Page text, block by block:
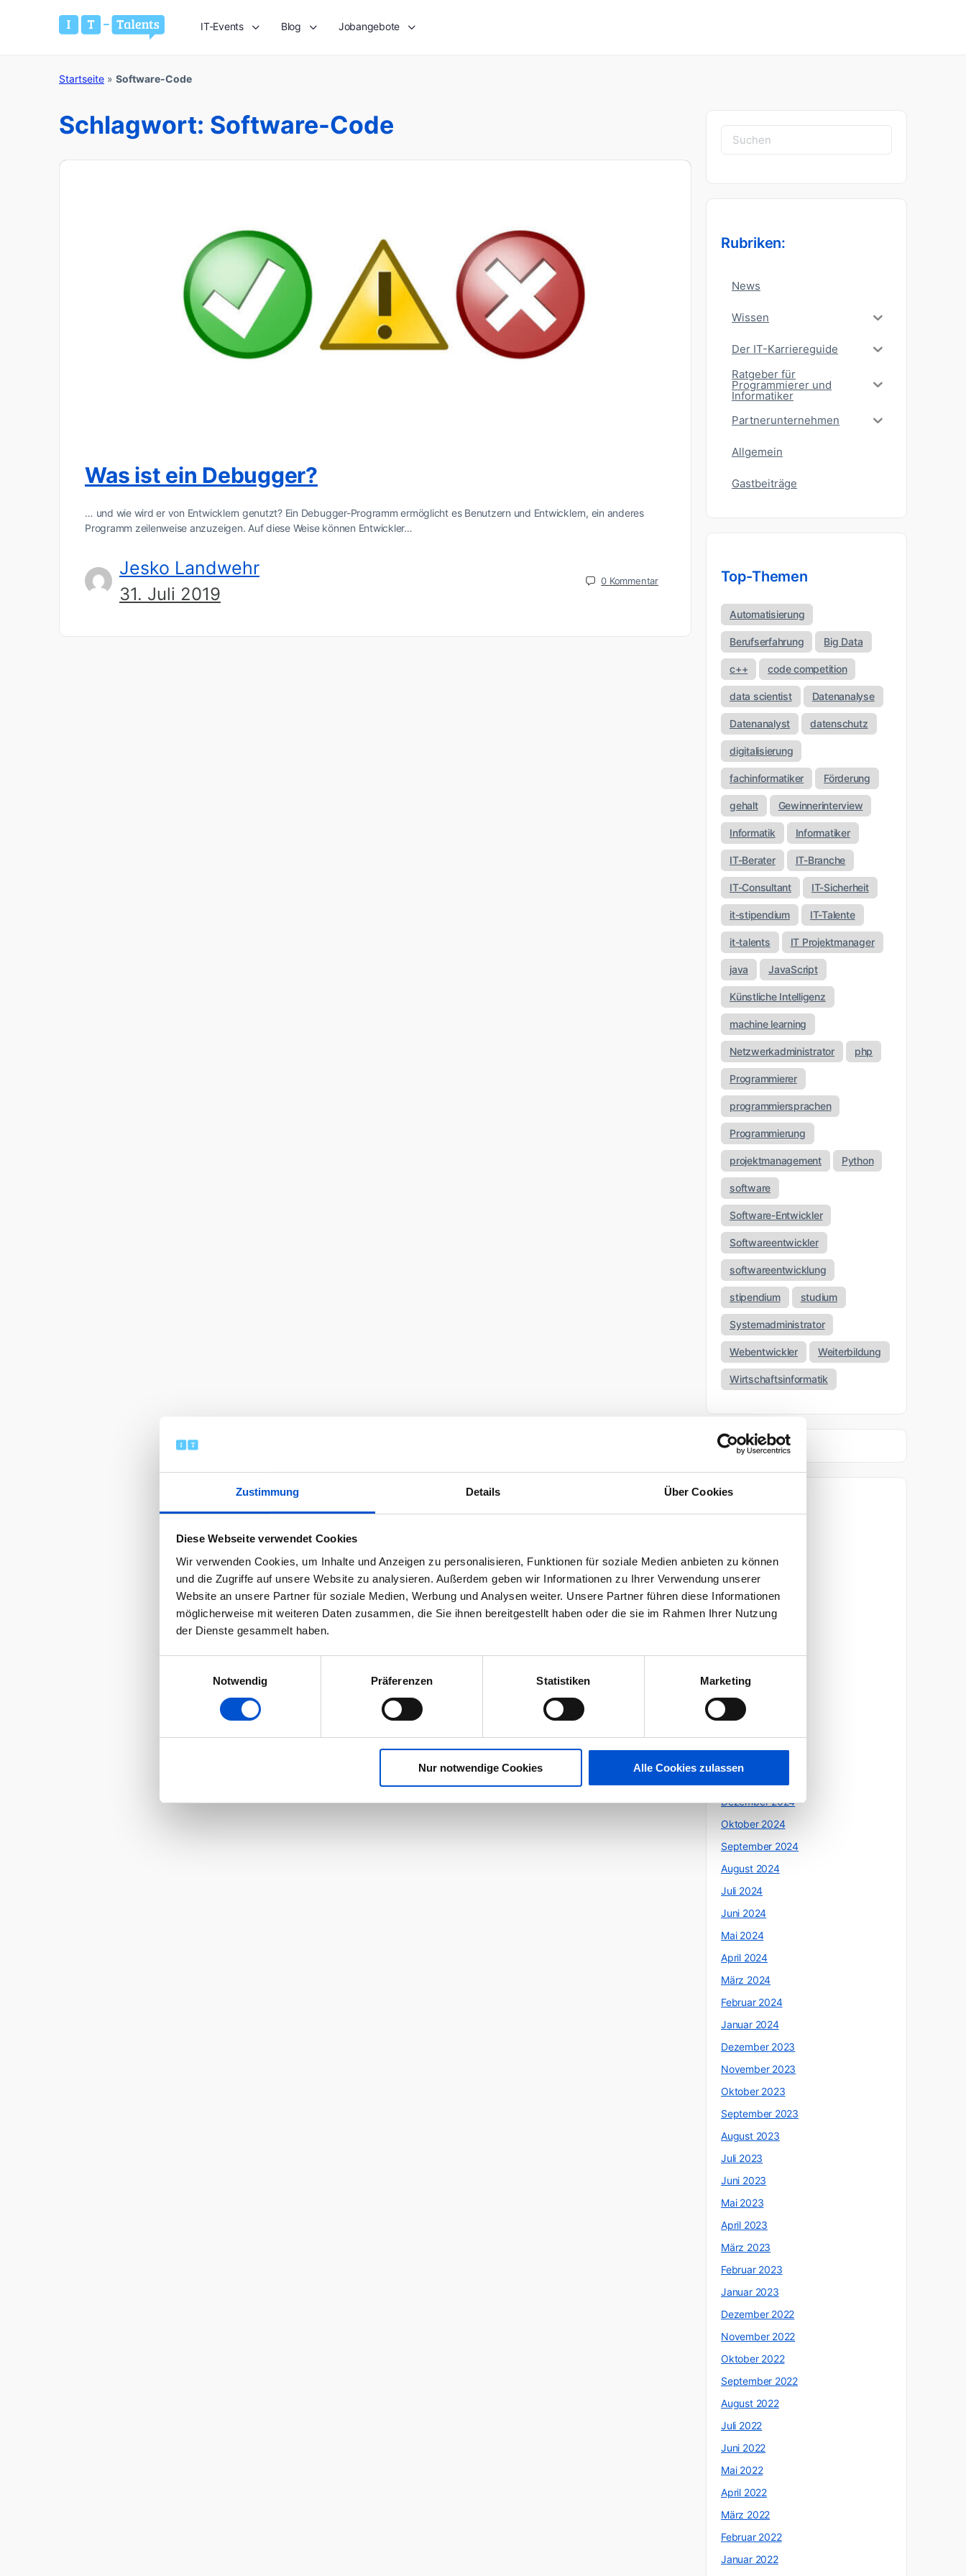
Zustimmung Details Über Cookies
Diese Webseite verwendet Cookies
Wir verwenden Cookies, um Inhalte und Anzeigen zu personalisieren, Funktionen für soziale Medien anbieten zu können
und die Zugriffe auf unsere Website zu analysieren. Außerdem geben wir Informationen zu Ihrer Verwendung unserer
Website an unsere Partner für soziale Medien, Werbung und Analysen weiter. Unsere Partner führen diese Informationen
möglicherweise mit weiteren Daten zusammen, die Sie ihnen bereitgestellt haben oder die sie im Rahmen Ihrer Nutzung
der Dienste gesammelt haben.
Notwendig
Präferenzen Statistiken Marketing
Nur notwendige Cookies Alle Cookies zulassen
IT-Events Blog Jobangebote
Startseite » Software-Code
Schlagwort: Software-Code
Was ist ein Debugger?
… und wie wird er von Entwicklern genutzt? Ein Debugger-Programm ermöglicht es Benutzern und Entwicklern, ein anderes
Programm zeilenweise anzuzeigen. Auf diese Weise können Entwickler…
Jesko Landwehr
31. Juli 2019
0 Kommentar
Suchen
nach:
Rubriken:
News
Wissen
Der IT-Karriereguide
Ratgeber für
Programmierer und
Informatiker
Partnerunternehmen
Allgemein
Gastbeiträge
Top-Themen
Automatisierung
Berufserfahrung Big Data
c++ code competition
data scientist Datenanalyse
Datenanalyst datenschutz
digitalisierung
fachinformatiker Förderung
gehalt Gewinnerinterview
Informatik Informatiker
IT-Berater IT-Branche
IT-Consultant IT-Sicherheit
it-stipendium IT-Talente
it-talents IT Projektmanager
java JavaScript
Künstliche Intelligenz
machine learning
Netzwerkadministrator php
Programmierer
programmiersprachen
Programmierung
projektmanagement Python
software
Software-Entwickler
Softwareentwickler
softwareentwicklung
stipendium studium
Systemadministrator
Webentwickler Weiterbildung
Wirtschaftsinformatik
April 2026
März 2026
November 2025
Oktober 2025
Mai 2025
April 2025
März 2025
Dezember 2024
Oktober 2024
September 2024
August 2024
Juli 2024
Juni 2024
Mai 2024
April 2024
März 2024
Februar 2024
Januar 2024
Dezember 2023
November 2023
Oktober 2023
September 2023
August 2023
Juli 2023
Juni 2023
Mai 2023
April 2023
März 2023
Februar 2023
Januar 2023
Dezember 2022
November 2022
Oktober 2022
September 2022
August 2022
Juli 2022
Juni 2022
Mai 2022
April 2022
März 2022
Februar 2022
Januar 2022